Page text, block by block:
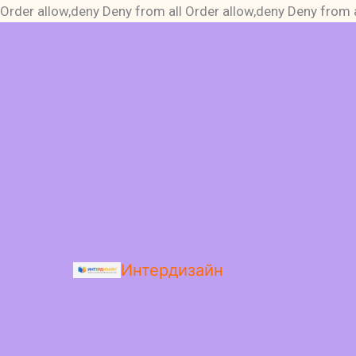
Order allow,deny Deny from all Order allow,deny Deny from
Интердизайн